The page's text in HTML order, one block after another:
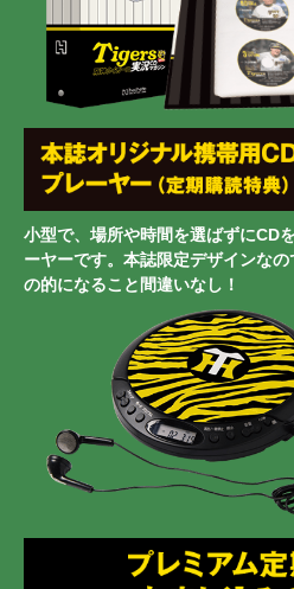
小型で、場所や時間を選ばずにCD
ーヤーです。本誌限定デザインな
の的になること間違いなし！